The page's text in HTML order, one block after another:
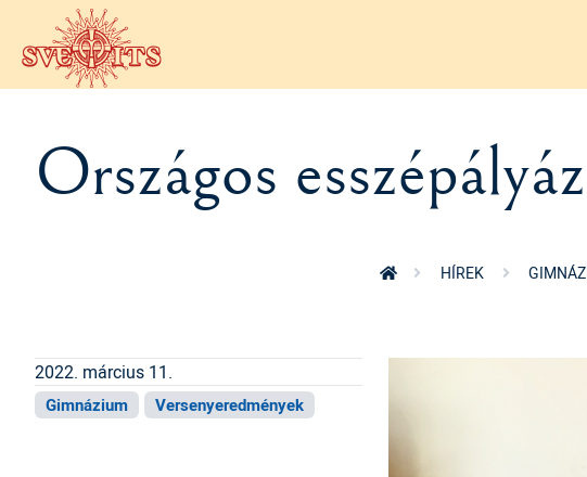
Ugrás a tartalomra
Országos
HÍREK
2022. március 11.
Gimnázium Versenyeredmények